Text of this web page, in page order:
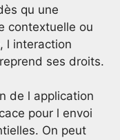
qu une
contextuelle ou
l interaction
ses droits.
de l application
pour l envoi
On peut